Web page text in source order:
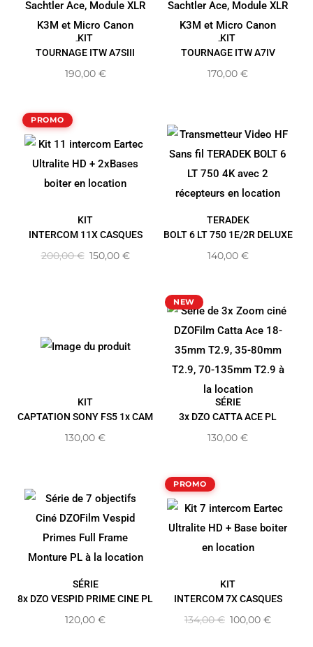
KIT
TOURNAGE ITW A7SIII
190,00 €
KIT
TOURNAGE ITW A7IV
170,00 €
PROMO
KIT
INTERCOM 11X CASQUES
200,00€ 150,00 €
TERADEK
BOLT 6 LT 750 1E/2R DELUXE
140,00 €
KIT
CAPTATION SONY FS5 1x CAM
130,00 €
NEW
SÉRIE
3x DZO CATTA ACE PL
130,00 €
SÉRIE
8x DZO VESPID PRIME CINE PL
120,00 €
PROMO
KIT
INTERCOM 7X CASQUES
134,00€ 100,00 €